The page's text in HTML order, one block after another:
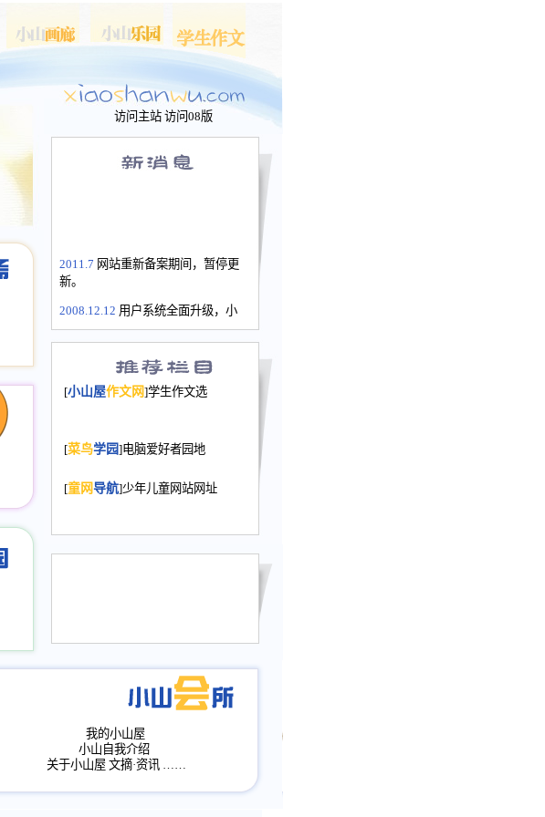
访问主站 访问08版
2011.7 网站重新备案期间，暂停更
新。
2008.12.12 用户系统全面升级，小
长会、家园网－个人空间，用户一
次注册全部通行。
2008.12.12家园网正式运行，域
年，2009版提前启用，小山屋全面
小山画廊均增加多个新栏目。。
评分、顶功能，作文宝典改版。
[小山屋作文网]学生作文选
[菜鸟学园]电脑爱好者园地
[童网导航]少年儿童网站网址
我的小山屋
小山自我介绍
关于小山屋 文摘·资讯 ……